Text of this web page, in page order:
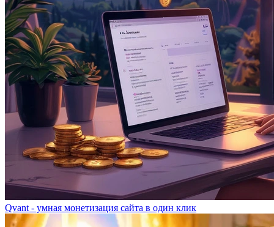
Qvant - умная монетизация сайта в один клик